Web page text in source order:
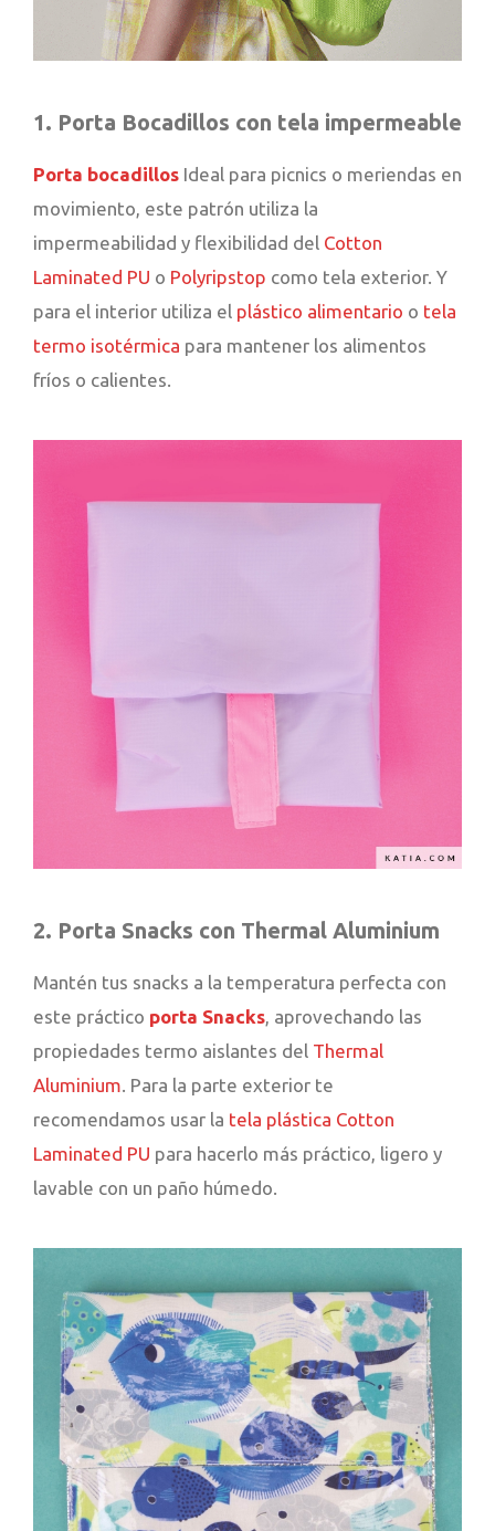
1. Porta Bocadillos con tela impermeable
Porta bocadillos Ideal para picnics o meriendas en
movimiento, este patrón utiliza la
impermeabilidad y flexibilidad del Cotton
Laminated PU o Polyripstop como tela exterior. Y
para el interior utiliza el plástico alimentario o tela
termo isotérmica para mantener los alimentos
fríos o calientes.
2. Porta Snacks con Thermal Aluminium
Mantén tus snacks a la temperatura perfecta con
este práctico porta Snacks, aprovechando las
propiedades termo aislantes del Thermal
Aluminium. Para la parte exterior te
recomendamos usar la tela plástica Cotton
Laminated PU para hacerlo más práctico, ligero y
lavable con un paño húmedo.